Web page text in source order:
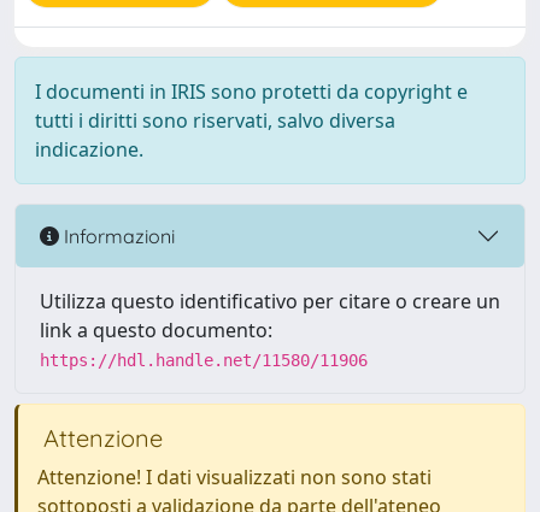
I documenti in IRIS sono protetti da copyright e
tutti i diritti sono riservati, salvo diversa
indicazione.
Informazioni
Utilizza questo identificativo per citare o creare un
link a questo documento:
https://hdl.handle.net/11580/11906
Attenzione
Attenzione! I dati visualizzati non sono stati
sottoposti a validazione da parte dell'ateneo